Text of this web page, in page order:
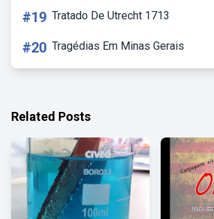
#19 Tratado De Utrecht 1713
#20 Tragédias Em Minas Gerais
Related Posts